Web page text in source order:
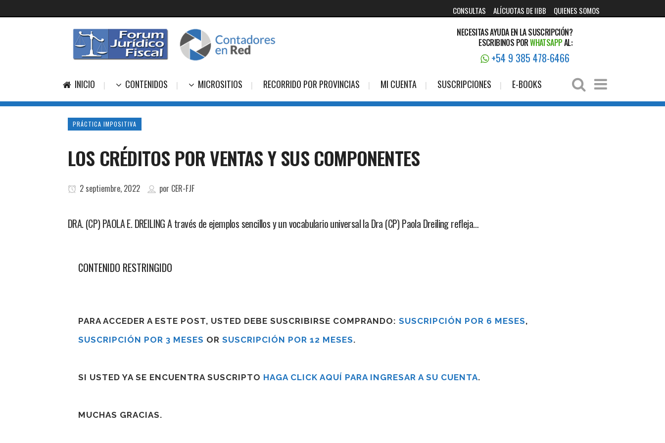
CONSULTAS ALÍCUOTAS DE IIBB QUIENES SOMOS
NECESITAS AYUDA EN LA SUSCRIPCIÓN?
ESCRIBINOS PORWHATSAPPAL:
+54 9 385 478-6466
INICIO CONTENIDOS MICROSITIOS RECORRIDO POR PROVINCIAS MI CUENTA SUSCRIPCIONES E-BOOKS
PRÁCTICA IMPOSITIVA
LOS CRÉDITOS POR VENTAS Y SUS COMPONENTES
2 septiembre, 2022 por CER-FJF
DRA. (CP) PAOLA E. DREILING A través de ejemplos sencillos y un vocabulario universal la Dra (CP) Paola Dreiling refleja…
CONTENIDO RESTRINGIDO
PARA ACCEDER A ESTE POST, USTED DEBE SUSCRIBIRSE COMPRANDO: SUSCRIPCIÓN POR 6 MESES,
SUSCRIPCIÓN POR 3 MESES OR SUSCRIPCIÓN POR 12 MESES.
SI USTED YA SE ENCUENTRA SUSCRIPTO HAGA CLICK AQUÍ PARA INGRESAR A SU CUENTA.
MUCHAS GRACIAS.